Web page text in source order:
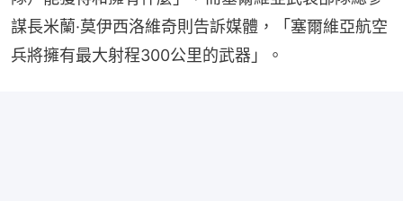
謀長米蘭·莫伊西洛維奇則告訴媒體，「塞爾維亞航空
兵將擁有最大射程300公里的武器」。